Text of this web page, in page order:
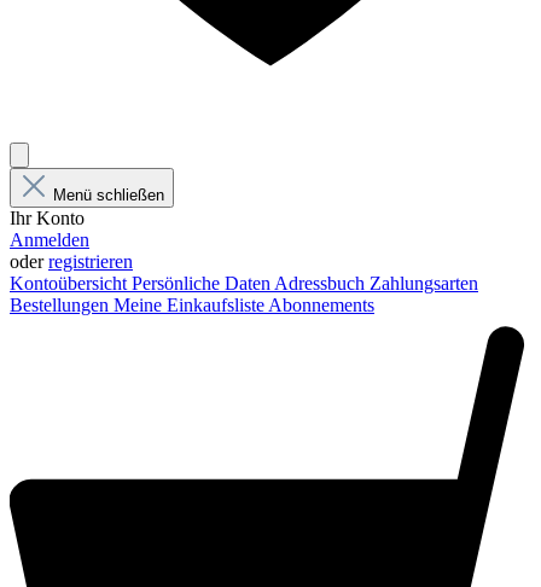
Menü schließen
Ihr Konto
Anmelden
oderregistrieren
Kontoübersicht Persönliche Daten Adressbuch Zahlungsarten
Bestellungen Meine Einkaufsliste Abonnements